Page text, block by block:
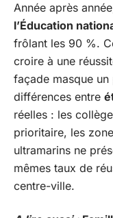
Année après
l’Éducation
frôlant les 90 %.
croire à une
façade masque
différences entre
réelles : les
prioritaire, les
ultramarins ne
mêmes taux de
centre-ville.